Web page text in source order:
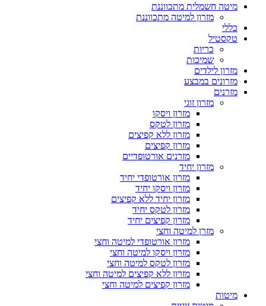
מיטה חשמלית מתכווננת
מזרון למיטה מתכווננת
כללי
טקסטיל
כריות
שמיכות
מזרון לילדים
מזרונים במבצע
מזרנים
מזרון זוגי
מזרון ויסקו
מזרון לטקס
מזרון ללא קפיצים
מזרון קפיצים
מזרנים אורטופדיים
מזרון יחיד
מזרון אורטופדי יחיד
מזרון ויסקו יחיד
מזרון יחיד ללא קפיצים
מזרון לטקס יחיד
מזרון קפיצים יחיד
מזרן למיטה וחצי
מזרון אורטופדי למיטה וחצי
מזרון ויסקו למיטה וחצי
מזרון לטקס למיטה וחצי
מזרון ללא קפיצים למיטה וחצי
מזרון קפיצים למיטה וחצי
מיטות